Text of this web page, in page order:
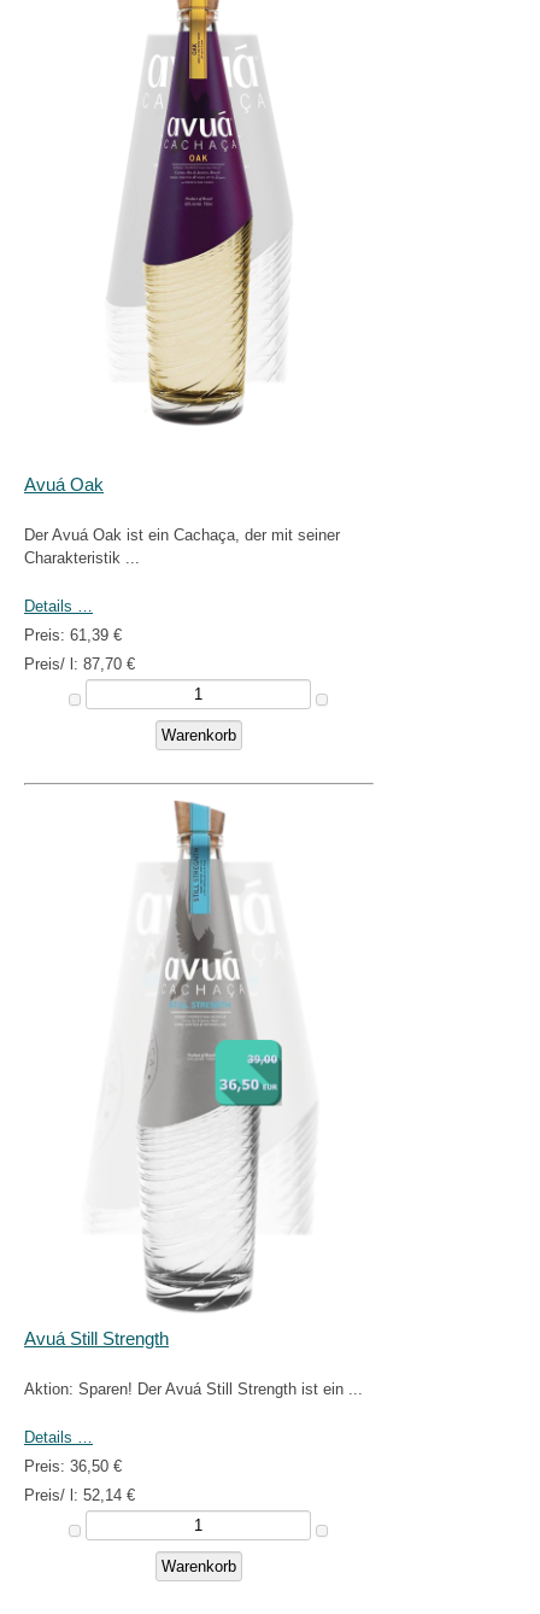
Avuá Oak
Der Avuá Oak ist ein Cachaça, der mit seiner
Charakteristik ...
Details …
Preis: 61,39 €
Preis/ l: 87,70 €
Avuá Still Strength
Aktion: Sparen! Der Avuá Still Strength ist ein ...
Details …
Preis: 36,50 €
Preis/ l: 52,14 €